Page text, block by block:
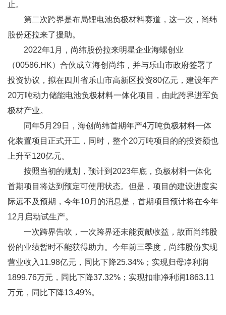
止。
第二次跨界是布局锂电池负极材料赛道，这一次，尚纬
股份还拉来了援助。
2022年1月，尚纬股份拉来明星企业海螺创业
（00586.HK）合伙成立海创尚纬，并与乐山市政府签署了
投资协议，拟在四川省乐山市高新区投资80亿元，建设年产
20万吨动力储能电池负极材料一体化项目，由此跨界进军负
极材产业。
同年5月29日，海创尚纬首期年产4万吨负极材料一体
化装置项目正式开工，同时，整个20万吨项目的的投资额也
上升至120亿元。
按照当初的规划，预计到2023年底，负极材料一体化
首期项目将达到预定可使用状态。但是，项目的建设进度实
际远不及预期，今年10月的消息是，首期项目预计将在今年
12月启动试生产。
一次跨界告吹，一次跨界还未能贡献收益，故而尚纬股
份的业绩暂时不能获得助力。今年前三季度，尚纬股份实现
营业收入11.98亿元，同比下降25.34%；实现归母净利润
1899.76万元，同比下降37.32%；实现扣非净利润1863.11
万元，同比下降13.49%。